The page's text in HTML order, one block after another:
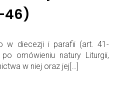
46)
w diecezji i parafii (art. 41-
omówieniu natury Liturgii,
w niej oraz jej[…]